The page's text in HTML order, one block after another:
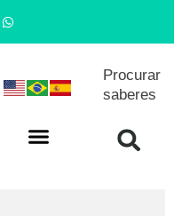
Procurar
saberes